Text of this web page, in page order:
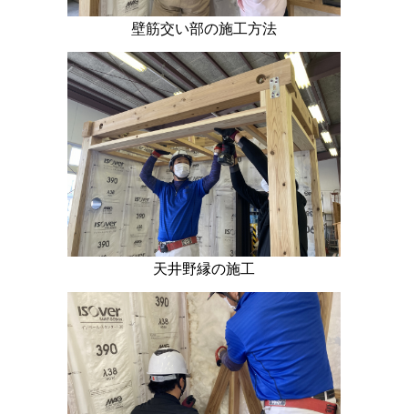
壁筋交い部の施工方法
天井野縁の施工